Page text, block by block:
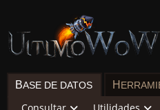
BASE DE DATOS H